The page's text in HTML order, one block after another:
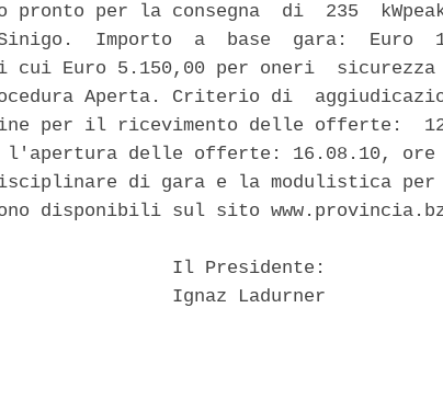
pronto per la consegna  di  235
Importo  a  base  gara:  Euro
cui Euro 5.150,00 per oneri
Aperta. Criterio di
per il ricevimento delle offerte:
l'apertura delle offerte: 16.08.10,
di gara e la modulistica per
disponibili sul sito
Il Presidente:
Ignaz Ladurner